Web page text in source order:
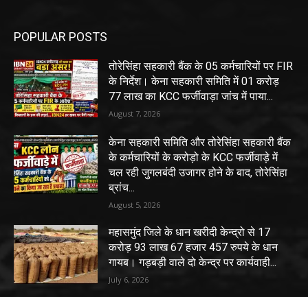
POPULAR POSTS
तोरेसिंहा सहकारी बैंक के 05 कर्मचारियों पर FIR
के निर्देश। केना सहकारी समिति में 01 करोड़
77 लाख का KCC फर्जीवाड़ा जांच में पाया...
August 7, 2026
केना सहकारी समिति और तोरेसिंहा सहकारी बैंक
के कर्मचारियों के करोड़ो के KCC फर्जीवाड़े में
चल रही जुगलबंदी उजागर होने के बाद, तोरेसिंहा
ब्रांच...
August 5, 2026
महासमुंद जिले के धान खरीदी केन्द्रो से 17
करोड़ 93 लाख 67 हजार 457 रुपये के धान
गायब। गड़बड़ी वाले दो केन्द्र पर कार्यवाही...
July 6, 2026